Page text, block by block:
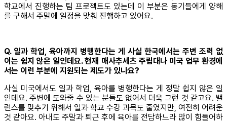
학교에서 진행하는 팀 프로젝트도 있는데 이 부분은 동기들에게 양해
를 구해서 주말에 일정을 맞춰 진행하고 있어요.
Q. 일과 학업, 육아까지 병행한다는 게 사실 한국에서는 주변 조력 없
이는 쉽지 않은 일인데요. 현재 매사추세츠 주립대나 미국 업무 환경에
서는 이런 부분에 지원되는 제도가 있나요?
사실 미국에서도 일과 학업, 육아를 병행한다는 게 정말 쉽지 않은 일
인데요. 주변에 도와줄 수 있는 분들도 없어서 더욱 그런 것 같고요. 밸
런스를 맞추기 위해서 일과 학교 수강 과목도 줄였지만, 여전히 어려운
것 같아요. 아내도 주말과 퇴근 후에 육아를 전담하느라 많이 힘들어하